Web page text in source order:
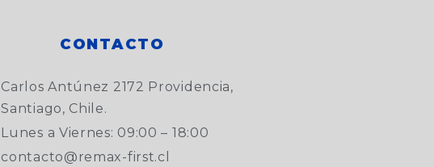
CONTACTO
Carlos Antúnez 2172 Providencia,
Santiago, Chile.
Lunes a Viernes: 09:00 – 18:00
contacto@remax-first.cl